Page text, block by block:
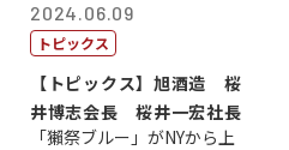
2024.06.09
トピックス
【トピックス】旭酒造 桜
井博志会長 桜井一宏社長
「獺祭ブルー」がNYから上